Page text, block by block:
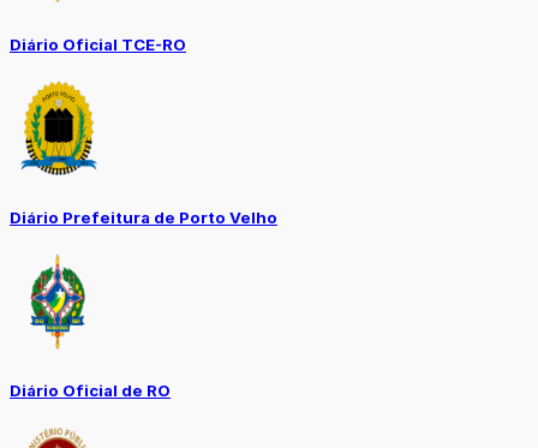
Diário Oficial TCE-RO
Diário Prefeitura de Porto Velho
Diário Oficial de RO